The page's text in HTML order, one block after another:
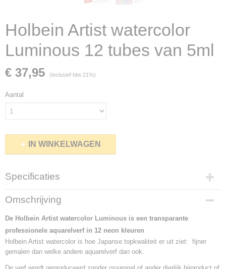
Holbein Artist watercolor
Luminous 12 tubes van 5ml
€ 37,95 (inclusief btw 21%)
Aantal
IN WINKELWAGEN
Specificaties
Netto gewicht
0,99 Kg
Bruto gewicht
0,99 Kg
Omschrijving
De Holbein Artist watercolor Luminous is een transparante
professionele aquarelverf in 12 neon kleuren
Holbein Artist watercolor is hoe Japanse topkwaliteit er uit ziet: fijner
gemalen dan welke andere aquarelverf dan ook.